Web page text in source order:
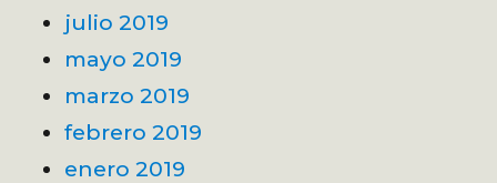
julio 2019
mayo 2019
marzo 2019
febrero 2019
enero 2019